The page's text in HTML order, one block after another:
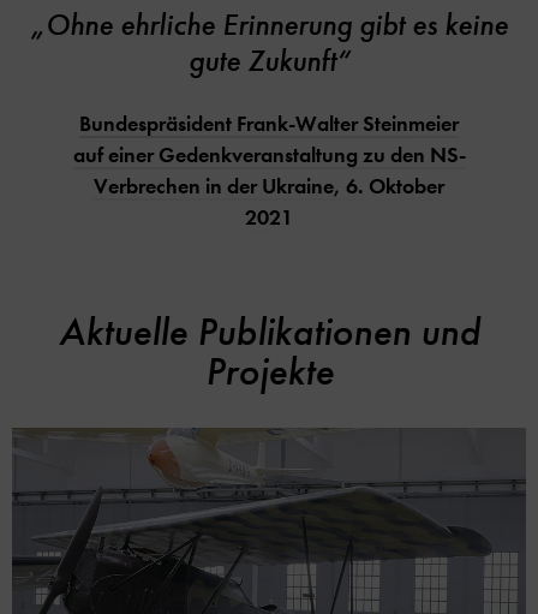
„Ohne ehrliche Erinnerung gibt es keine
gute Zukunft“
Bundespräsident Frank-Walter Steinmeier
auf einer Gedenkveranstaltung zu den NS-
Verbrechen in der Ukraine, 6. Oktober
2021
Aktuelle Publikationen und
Projekte